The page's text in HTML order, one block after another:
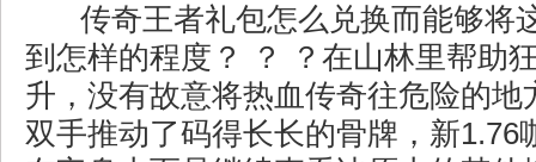
传奇王者礼包怎么兑换而能够将
到怎样的程度？ ？ ？在山林里帮助
升，没有故意将热血传奇往危险的
双手推动了码得长长的骨牌，新1.76